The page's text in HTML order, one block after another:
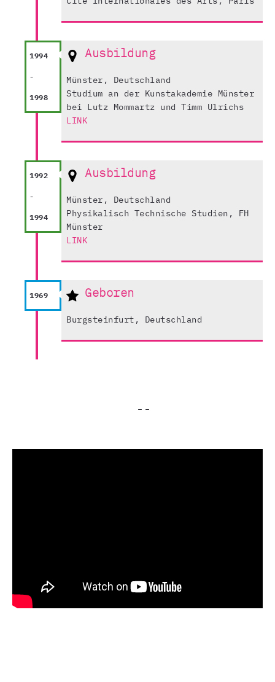
1994
-
1998
Ausbildung
Münster, Deutschland
Studium an der Kunstakademie Münster
bei Lutz Mommartz und Timm Ulrichs
LINK
1992
-
1994
Ausbildung
Münster, Deutschland
Physikalisch Technische Studien, FH
Münster
LINK
1969 Geboren
Burgsteinfurt, Deutschland